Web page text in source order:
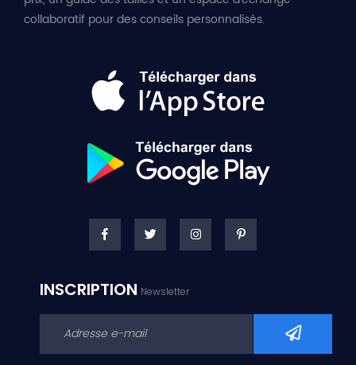
collaboratif pour des conseils personnalisés.
INSCRIPTION Newsletter